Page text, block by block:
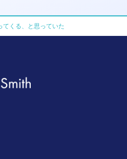
てくる、と思っていた